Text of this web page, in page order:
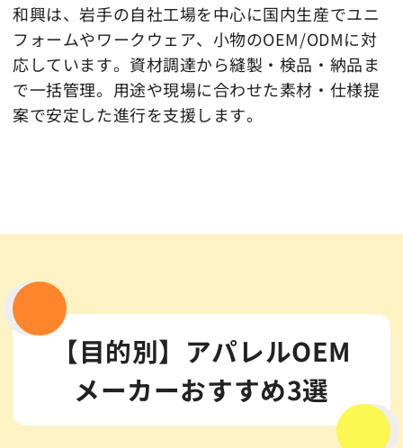
和興は、岩手の自社工場を中心に国内生産でユニ
フォームやワークウェア、小物のOEM/ODMに対
応しています。資材調達から縫製・検品・納品ま
で一括管理。用途や現場に合わせた素材・仕様提
案で安定した進行を支援します。
【目的別】アパレルOEM
メーカーおすすめ3選